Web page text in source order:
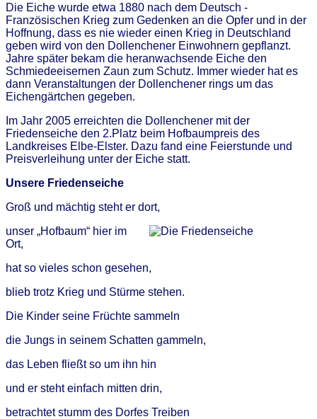
Die Eiche wurde etwa 1880 nach dem Deutsch -
Französischen Krieg zum Gedenken an die Opfer und in der
Hoffnung, dass es nie wieder einen Krieg in Deutschland
geben wird von den Dollenchener Einwohnern gepflanzt.
Jahre später bekam die heranwachsende Eiche den
Schmiedeeisernen Zaun zum Schutz. Immer wieder hat es
dann Veranstaltungen der Dollenchener rings um das
Eichengärtchen gegeben.
Im Jahr 2005 erreichten die Dollenchener mit der
Friedenseiche den 2.Platz beim Hofbaumpreis des
Landkreises Elbe-Elster. Dazu fand eine Feierstunde und
Preisverleihung unter der Eiche statt.
Unsere Friedenseiche
Groß und mächtig steht er dort,
unser „Hofbaum“ hier im
Ort,
hat so vieles schon gesehen,
blieb trotz Krieg und Stürme stehen.
Die Kinder seine Früchte sammeln
die Jungs in seinem Schatten gammeln,
das Leben fließt so um ihn hin
und er steht einfach mitten drin,
betrachtet stumm des Dorfes Treiben